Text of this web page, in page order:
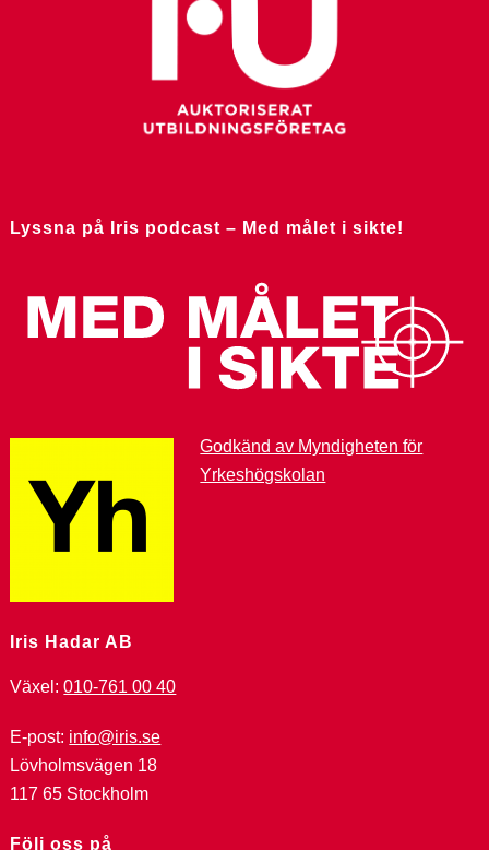
Lyssna på Iris podcast – Med målet i sikte!
Godkänd av Myndigheten för
Yrkeshögskolan
Iris Hadar AB
Växel:010-761 00 40
E-post: info@iris.se
Lövholmsvägen 18
117 65 Stockholm
Följ oss på